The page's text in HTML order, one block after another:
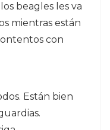
beagles les va
mientras están
con
Están bien